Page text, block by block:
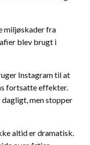
miljøskader fra
blev brugt i
Instagram til at
fortsatte effekter.
men stopper
altid er dramatisk.